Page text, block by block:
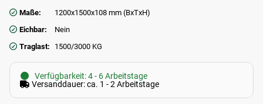
Maße:
1200x1500x108 mm (BxTxH)
Eichbar:
Nein
Traglast:
1500/3000 KG
Verfügbarkeit: 4 - 6 Arbeitstage
Versanddauer: ca. 1 - 2 Arbeitstage